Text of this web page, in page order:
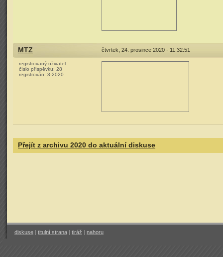
MTZ čtvrtek, 24. prosince 2020 - 11:32:51
registrovaný uživatel
číslo příspěvku: 28
registrován: 3-2020
Přejít z archivu 2020 do aktuální diskuse
diskuse | titulní strana | tiráž | nahoru